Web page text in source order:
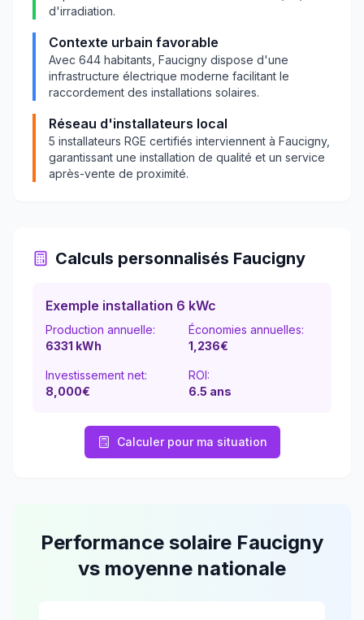
d'irradiation.
Contexte urbain favorable
Avec 644 habitants, Faucigny dispose d'une
infrastructure électrique moderne facilitant le
raccordement des installations solaires.
Réseau d'installateurs local
5 installateurs RGE certifiés interviennent à Faucigny,
garantissant une installation de qualité et un service
après-vente de proximité.
Calculs personnalisés Faucigny
Exemple installation 6 kWc
Production annuelle:
6331 kWh
Économies annuelles:
1,236€
Investissement net:
8,000€
ROI:
6.5 ans
Calculer pour ma situation
Performance solaire Faucigny
vs moyenne nationale